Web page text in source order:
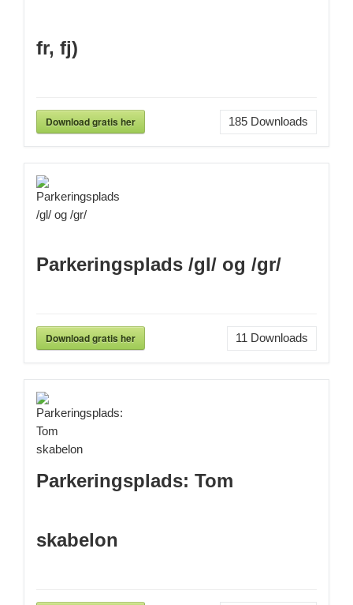
fr, fj)
Download gratis her 185Downloads
Parkeringsplads /gl/ og /gr/
Download gratis her 11 Downloads
Parkeringsplads: Tom
skabelon